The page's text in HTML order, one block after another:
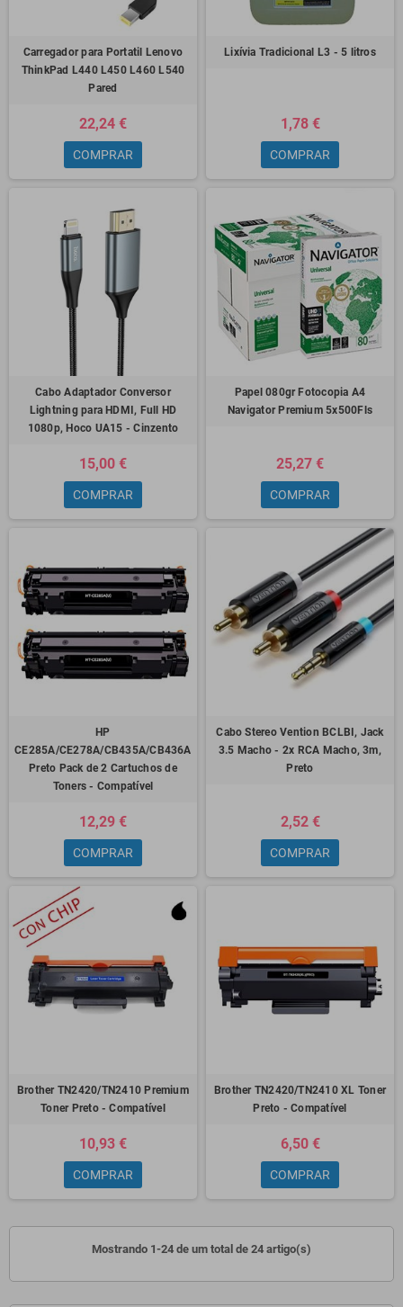
Carregador para Portatil Lenovo
ThinkPad L440 L450 L460 L540
Pared
22,24 €
COMPRAR
Lixívia Tradicional L3 - 5 litros
1,78 €
COMPRAR
Cabo Adaptador Conversor
Lightning para HDMI, Full HD
1080p, Hoco UA15 - Cinzento
15,00 €
COMPRAR
Papel 080gr Fotocopia A4
Navigator Premium 5x500Fls
25,27 €
COMPRAR
HP
CE285A/CE278A/CB435A/CB436A
Preto Pack de 2 Cartuchos de
Toners - Compatível
12,29 €
COMPRAR
Cabo Stereo Vention BCLBI, Jack
3.5 Macho - 2x RCA Macho, 3m,
Preto
2,52 €
COMPRAR
Brother TN2420/TN2410 Premium
Toner Preto - Compatível
10,93 €
COMPRAR
Brother TN2420/TN2410 XL Toner
Preto - Compatível
6,50 €
COMPRAR
Mostrando 1-24 de um total de 24 artigo(s)